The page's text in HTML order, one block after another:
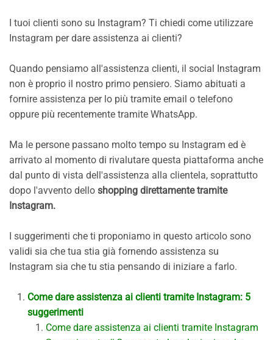
I tuoi clienti sono su Instagram? Ti chiedi come utilizzare
Instagram per dare assistenza ai clienti?
Quando pensiamo all'assistenza clienti, il social Instagram
non è proprio il nostro primo pensiero. Siamo abituati a
fornire assistenza per lo più tramite email o telefono
oppure più recentemente tramite WhatsApp.
Ma le persone passano molto tempo su Instagram ed è
arrivato al momento di rivalutare questa piattaforma anche
dal punto di vista dell'assistenza alla clientela, soprattutto
dopo l'avvento dello shopping direttamente tramite
Instagram.
I suggerimenti che ti proponiamo in questo articolo sono
validi sia che tua stia già fornendo assistenza su
Instagram sia che tu stia pensando di iniziare a farlo.
Come dare assistenza ai clienti tramite Instagram: 5
suggerimenti
Come dare assistenza ai clienti tramite Instagram